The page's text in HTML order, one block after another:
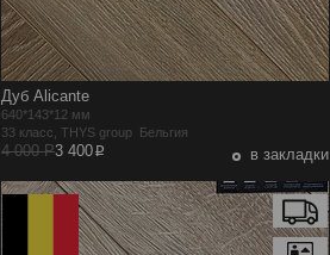
Дуб Alicante
640*143*12 мм
33 класс, THYS group Бельгия
4 000 Р3 400p в закладки